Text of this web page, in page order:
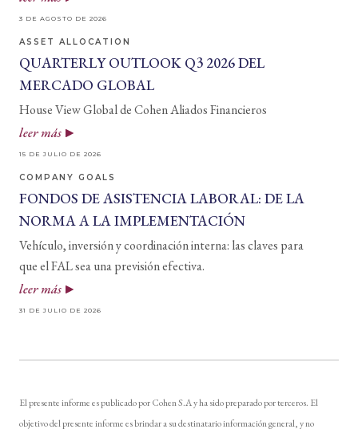
3 DE AGOSTO DE 2026
ASSET ALLOCATION
QUARTERLY OUTLOOK Q3 2026 DEL
MERCADO GLOBAL
House View Global de Cohen Aliados Financieros
leer más
15 DE JULIO DE 2026
COMPANY GOALS
FONDOS DE ASISTENCIA LABORAL: DE LA
NORMA A LA IMPLEMENTACIÓN
Vehículo, inversión y coordinación interna: las claves para
que el FAL sea una previsión efectiva.
leer más
31 DE JULIO DE 2026
El presente informe es publicado por Cohen S.A y ha sido preparado por terceros. El
objetivo del presente informe es brindar a su destinatario información general, y no